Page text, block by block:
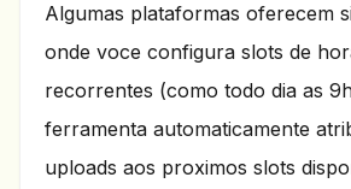
Algumas plataformas oferecem
onde voce configura slots de
recorrentes (como todo dia as
ferramenta automaticamente
uploads aos proximos slots